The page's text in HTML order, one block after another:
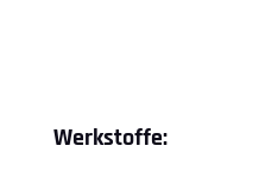
Werkstoffe: